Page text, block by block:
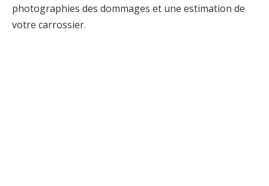
photographies des dommages et une estimation de
votre carrossier.